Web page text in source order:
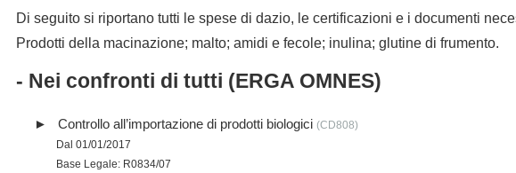
Di seguito si riportano tutti le spese di dazio, le certificazioni e i documenti
Prodotti della macinazione; malto; amidi e fecole; inulina; glutine di frumento.
- Nei confronti di tutti (ERGA OMNES)
Controllo all’importazione di prodotti biologici (CD808)
Dal 01/01/2017
Base Legale: R0834/07